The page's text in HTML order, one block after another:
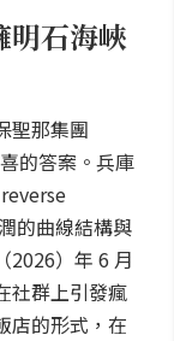
明石海峽
聖那集團
的答案。兵庫
的曲線結構與
2026）年 6 月
社群上引發瘋
店的形式，在